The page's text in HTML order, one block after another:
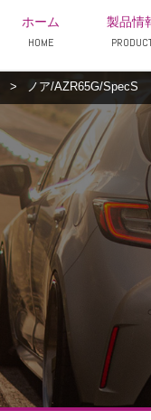
ホーム
HOME
製品情
> ノア/AZR65G/SpecS